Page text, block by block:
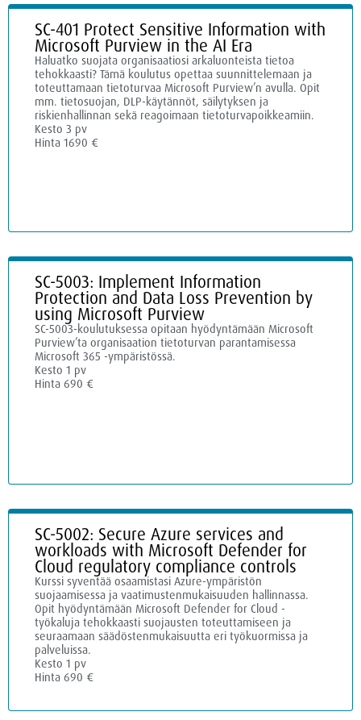
SC-401 Protect Sensitive Information with
Microsoft Purview in the AI Era
Haluatko suojata organisaatiosi arkaluonteista tietoa
tehokkaasti? Tämä koulutus opettaa suunnittelemaan ja
toteuttamaan tietoturvaa Microsoft Purview’n avulla. Opit
mm. tietosuojan, DLP-käytännöt, säilytyksen ja
riskienhallinnan sekä reagoimaan tietoturvapoikkeamiin.
Kesto 3 pv
Hinta 1690 €
SC-5003: Implement Information
Protection and Data Loss Prevention by
using Microsoft Purview
SC-5003-koulutuksessa opitaan hyödyntämään Microsoft
Purview’ta organisaation tietoturvan parantamisessa
Microsoft 365 -ympäristössä.
Kesto 1 pv
Hinta 690 €
SC-5002: Secure Azure services and
workloads with Microsoft Defender for
Cloud regulatory compliance controls
Kurssi syventää osaamistasi Azure-ympäristön
suojaamisessa ja vaatimustenmukaisuuden hallinnassa.
Opit hyödyntämään Microsoft Defender for Cloud -
työkaluja tehokkaasti suojausten toteuttamiseen ja
seuraamaan säädöstenmukaisuutta eri työkuormissa ja
palveluissa.
Kesto 1 pv
Hinta 690 €